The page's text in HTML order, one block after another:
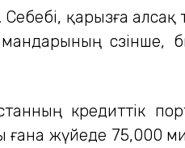
қарызға
сөзінше,
кредиттік
жүйеде 75,000